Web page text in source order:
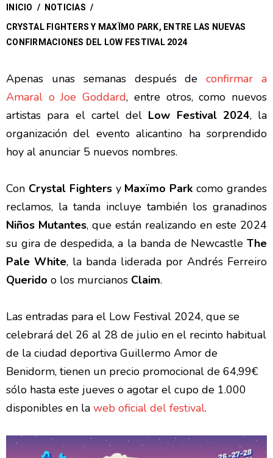
INICIO / NOTICIAS /
CRYSTAL FIGHTERS Y MAXÏMO PARK, ENTRE LAS NUEVAS
CONFIRMACIONES DEL LOW FESTIVAL 2024
Apenas unas semanas después deconfirmar a
Amaral o Joe Goddard, entre otros, como nuevos
artistas para el cartel del Low Festival 2024, la
organización del evento alicantino ha sorprendido
hoy al anunciar 5 nuevos nombres.
Con Crystal Fightersy Maxïmo Park como grandes
reclamos, la tanda incluye también los granadinos
Niños Mutantes, que están realizando en este 2024
su gira de despedida, a la banda de Newcastle The
Pale White, la banda liderada por Andrés Ferreiro
Querido o los murcianos Claim.
Las entradas para el Low Festival 2024, que se
celebrará del 26 al 28 de julio en el recinto habitual
de la ciudad deportiva Guillermo Amor de
Benidorm, tienen un precio promocional de 64,99€
sólo hasta este jueves o agotar el cupo de 1.000
disponibles en la web oficial del festival.